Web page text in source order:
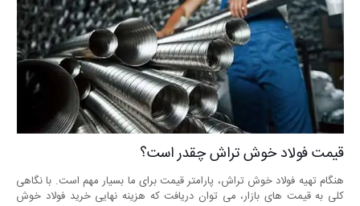
قیمت فولاد خوش تراش چقدر است؟
هنگام تهیه فولاد خوش تراش، پارامتر قیمت برای ما بسیار مهم است. با نگاهی
کلی به قیمت های بازار، می توان دریافت که هزینه نهایی خرید فولاد خوش